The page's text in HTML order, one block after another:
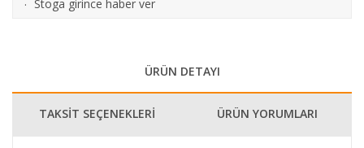
· Stoga girince haber ver
ÜRÜN DETAYI
TAKSİT SEÇENEKLERİ ÜRÜN YORUMLARI